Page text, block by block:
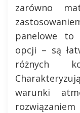
zarówno
panelowe to
opcji – są
różnych
warunki